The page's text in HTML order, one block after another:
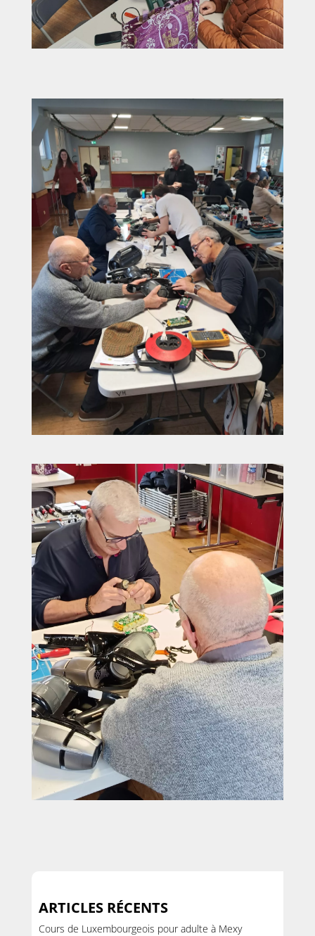
ARTICLES RÉCENTS
Cours de Luxembourgeois pour adulte à Mexy